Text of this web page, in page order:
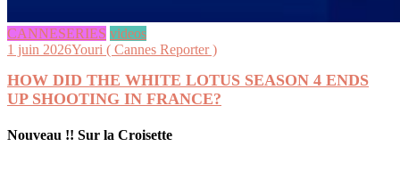
CANNESERIES videos
1 juin 2026Youri ( Cannes Reporter )
HOW DID THE WHITE LOTUS SEASON 4 ENDS
UP SHOOTING IN FRANCE?
Nouveau !! Sur la Croisette